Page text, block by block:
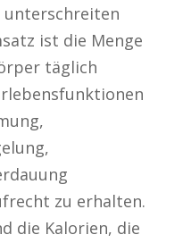
unterschreiten
ist die Menge
täglich
zu erhalten.
die Kalorien, die